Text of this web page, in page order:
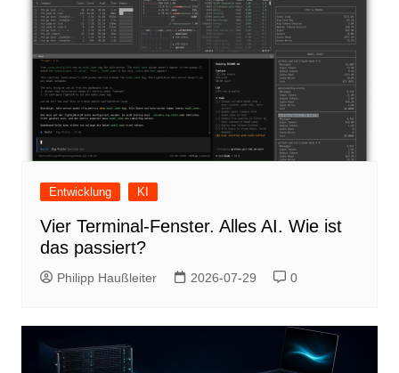
Entwicklung KI
Vier Terminal-Fenster. Alles AI. Wie ist
das passiert?
Philipp Haußleiter 2026-07-29 0